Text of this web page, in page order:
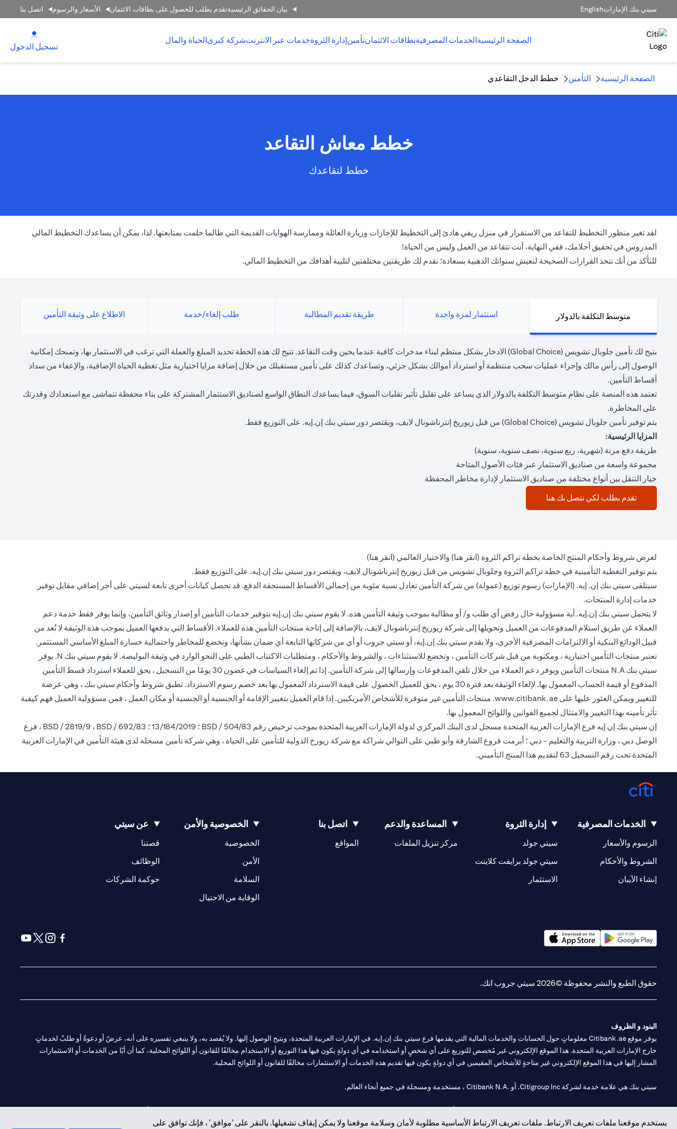
سيتي بنك الإماراتEnglish بيان الحقائق الرئيسيةتقدم بطلب للحصول على بطاقات الائتمان الأسعار والرسوم اتصل بنا
الصفحة الرئيسيةالخدمات المصرفيةبطاقات الائتمانتأمينإدارة الثروةخدمات عبر الانترنتشركة كبرىالحياة والمال
تسجيل الدخول
الصفحة الرئيسية التأمين خطط الدخل التقاعدي
خطط معاش التقاعد
خطط لتقاعدك
لقد تغير منظور التخطيط للتقاعد من الاستقرار في منزل ريفي هادئ إلى التخطيط للإجازات وزيارة العائلة وممارسة الهوايات القديمة التي طالما حلمت بمتابعتها. لذا، يمكن أن يساعدك التخطيط المالي
المدروس في تحقيق أحلامك، ففي النهاية، أنت تتقاعد من العمل وليس من الحياة!
للتأكد من أنك تتخذ القرارات الصحيحة لتعيش سنواتك الذهبية بسعادة؛ نقدم لك طريقتين مختلفتين لتلبية أهدافك من التخطيط المالي.
متوسط التكلفة بالدولار استثمار لمرة واحدة طريقة تقديم المطالبة طلب إلغاء/خدمة الاطلاع على وثيقة التأمين
يتيح لك تأمين جلوبال تشويس (Global Choice) الادخار بشكل منتظم لبناء مدخرات كافية عندما يحين وقت التقاعد. تتيح لك هذه الخطة تحديد المبلغ والعملة التي ترغب في الاستثمار بها، وتمنحك إمكانية
الوصول إلى رأس مالك وإجراء عمليات سحب منتظمة أو استرداد أموالك بشكل جزئي، وتساعدك كذلك على تأمين مستقبلك من خلال إضافة مزايا اختيارية مثل تغطية الحياة الإضافية، والإعفاء من سداد
أقساط التأمين.
تعتمد هذه المنصة على نظام متوسط التكلفة بالدولار الذي يساعد على تقليل تأثير تقلبات السوق، فيما يساعدك النطاق الواسع لصناديق الاستثمار المشتركة على بناء محفظة تتماشى مع استعدادك وقدرتك
على المخاطرة.
يتم توفير تأمين جلوبال تشويس (Global Choice) من قبل زيوريخ إنترناشونال لايف، ويقتصر دور سيتي بنك إن.إيه. على التوزيع فقط.
المزايا الرئيسية:
طريقة دفع مرنة (شهرية، ربع سنوية، نصف سنوية، سنوية)
مجموعة واسعة من صناديق الاستثمار عبر فئات الأصول المتاحة
خيار التنقل بين أنواع مختلفة من صناديق الاستثمار لإدارة مخاطر المحفظة
تقدم بطلب لكي نتصل بك هنا
لعرض شروط وأحكام المنتج الخاصة بخطة تراكم الثروة (انقر هنا(opens in a new tab)) والاختيار العالمي (انقر هنا(opens in a new tab)
)
يتم توفير التغطية التأمينية في خطة تراكم الثروة وجلوبال تشويس من قبل زيوريخ إنترناشونال لايف، ويقتصر دور سيتي بنك إن.إيه. على التوزيع فقط.
سيتلقى سيتي بنك إن. إيه. (الإمارات) رسوم توزيع (عمولة) من شركة التأمين تعادل نسبة مئوية من إجمالي الأقساط المستحقة الدفع. قد تحصل كيانات أخرى تابعة لسيتي على أجر إضافي مقابل توفير
خدمات إدارة المنتجات.
لا يتحمل سيتي بنك إن.إيه. أية مسؤولية حال رفض أي طلب و/ أو مطالبة بموجب وثيقة التأمين هذه. لا يقوم سيتي بنك إن.إيه بتوفير خدمات التأمين أو إصدار وثائق التأمين، وإنما يوفر فقط خدمة دعم
العملاء عن طريق استلام المدفوعات من العميل وتحويلها إلى شركة زيوريخ إنترناشونال لايف، بالإضافة إلى إتاحة منتجات التأمين هذه للعملاء. الأقساط التي يدفعها العميل بموجب هذه الوثيقة لا تُعد من
قبيل الودائع البنكية أو الالتزامات المصرفية الأخرى، ولا يقدم سيتي بنك إن.إيه، أو سيتي جروب أو أي من شركاتها التابعة أي ضمان بشأنها، وتخضع للمخاطر واحتمالية خسارة المبلغ الأساسي المستثمر.
تعتبر منتجات التأمين اختيارية ، ومكتوبة من قبل شركات التأمين ، وتخضع للاستثناءات ، والشروط والأحكام ، ومتطلبات الاكتتاب الطبي على النحو الوارد في وثيقة البوليصة. لا يقوم سيتي بنك N. يوفر
سيتي بنك N.A منتجات التأمين ويوفر دعم العملاء من خلال تلقي المدفوعات وإرسالها إلى شركة التأمين. إذا تم إلغاء السياسات في غضون 30 يومًا من التسجيل ، يحق للعملاء استرداد قسط التأمين
المدفوع أو قيمة الحساب المعمول بها. لإلغاء الوثيقة بعد فترة 30 يوم ، يحق للعميل الحصول على قيمة الاسترداد المعمول بها بعد خصم رسوم الاسترداد. تطبق شروط وأحكام سيتي بنك ، وهي عرضة
للتغيير ويمكن العثور عليها على www.citibank.ae
(opens in a new tab). منتجات التأمين غير متوفرة للأشخاص الأمريكيين. إذا قام العميل بتغيير الإقامة أو الجنسية أو الجنسية أو مكان العمل ، فمن مسؤولية العميل فهم كيفية
تأثر تأمينه بهذا التغيير والامتثال لجميع القوانين واللوائح المعمول بها.
إن سيتي بنك إن إيه فرع الإمارات العربية المتحدة مسجل لدى البنك المركزي لدولة الإمارات العربية المتحدة بموجب ترخيص رقم BSD / 504/83 ؛ 13/184/2019 ؛ BSD / 2819/9 ، BSD / 692/83 ، فرع
الوصل دبي ، وزارة التربية والتعليم - دبي ؛ أبرمت فروع الشارقة وأبو ظبي على التوالي شراكة مع شركة زيورخ الدولية للتأمين على الحياة ، وهي شركة تأمين مسجلة لدى هيئة التأمين في الإمارات العربية
المتحدة تحت رقم التسجيل 63 لتقديم هذا المنتج التأميني.
يستخدم موقعنا ملفات تعريف الارتباط. ملفات تعريف الارتباط الأساسية مطلوبة لأمان وسلامة موقعنا ولا يمكن إيقاف تشغيلها. بالنقر على 'موافق' ، فإنك توافق على
الخدمات المصرفية
الرسوم والأسعار
الشروط والأحكام
إنشاء الآيبان
إدارة الثروة
سيتي جولد
سيتي جولد برايفت كلاينت
الاستثمار
المساعدة والدعم
مركز تنزيل الملفات
اتصل بنا
المواقع
(opens in a new tab)
الخصوصية والأمن
الخصوصية
الأمن
السلامة
الوقاية من الاحتيال
عن سيتي
قصتنا
(opens in a new tab)
الوظائف
(opens in a new tab)
حوكمة الشركات
(opens in a new tab)
حقوق الطبع والنشر محفوظة ©2026 سيتي جروب انك.
البنود و الظروف
يوفر موقع Citibank.ae معلوماتٍ حول الحسابات والخدمات المالية التي يقدمها فرع سيتي بنك إن.إيه. في الإمارات العربية المتحدة، ويتيح الوصول إليها. ولا يُقصد به، ولا ينبغي تفسيره على أنه، عرضٌ أو دعوةٌ أو طلبٌ لخدماتٍ
خارج الإمارات العربية المتحدة. هذا الموقع الإلكتروني غير مُخصص للتوزيع على أي شخصٍ أو استخدامه في أي دولةٍ يكون فيها هذا التوزيع أو الاستخدام مخالفًا للقانون أو اللوائح المحلية، كما أن أيًا من الخدمات أو الاستثمارات
المشار إليها في هذا الموقع الإلكتروني غير متاحةٍ للأشخاص المقيمين في أي دولةٍ يكون فيها تقديم هذه الخدمات أو الاستثمارات مخالفًا للقانون أو اللوائح المحلية.
سيتي بنك هي علامة خدمة لشركة Citigroup Inc. أو .Citibank N.A ، مستخدمة ومسجلة في جميع أنحاء العالم.
فرع سيتي بنك إن إيه - الإمارات العربية المتحدة مرخص من مصرف الإمارات العربية المتحدة المركزي كفرع لبنك أجنبي.